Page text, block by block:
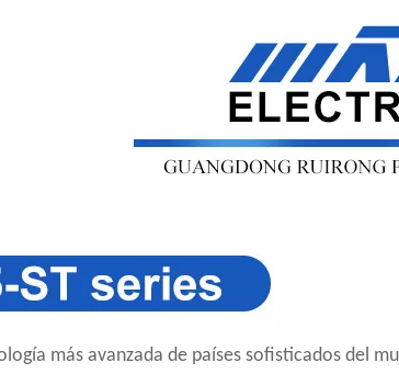
más avanzada de países sofisticados del